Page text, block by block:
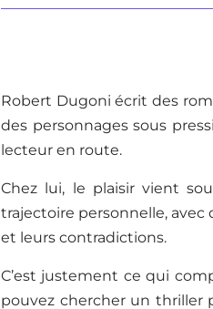
Robert Dugoni écrit des
des personnages sous
lecteur en route.
Chez lui, le plaisir vient
trajectoire personnelle, avec
et leurs contradictions.
C’est justement ce qui
pouvez chercher un thriller